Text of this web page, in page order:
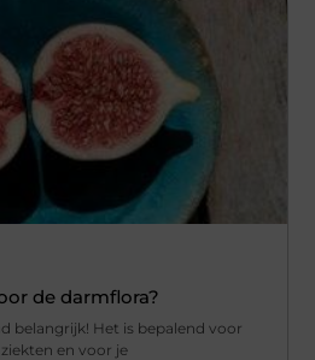
de darmflora?
belangrijk! Het is bepalend voor
en voor je